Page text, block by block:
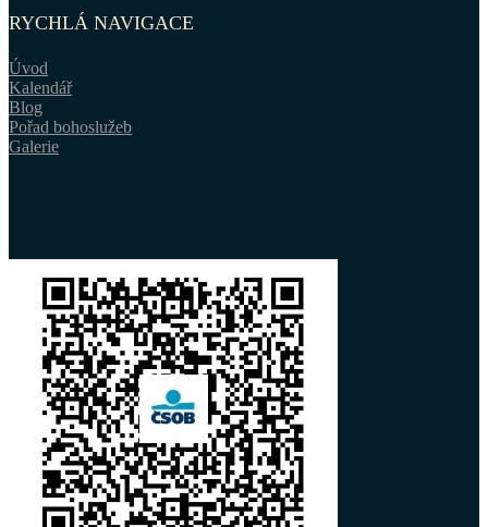
RYCHLÁ NAVIGACE
Úvod
Kalendář
Blog
Pořad bohoslužeb
Galerie